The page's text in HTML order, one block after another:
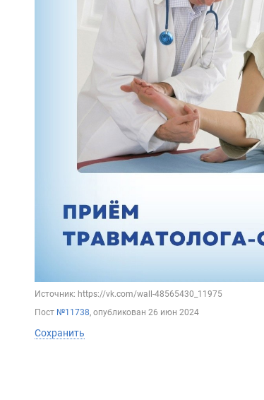
Источник: https://vk.com/wall-48565430_11975
Пост №11738, опубликован 26 июн 2024
Сохранить